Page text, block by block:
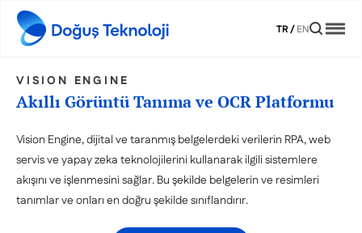
TR/EN
VISION ENGINE
Akıllı Görüntü Tanıma ve OCR Platformu
Vision Engine, dijital ve taranmış belgelerdeki verilerin RPA, web
servis ve yapay zeka teknolojilerini kullanarak ilgili sistemlere
akışını ve işlenmesini sağlar. Bu şekilde belgelerin ve resimleri
tanımlar ve onları en doğru şekilde sınıflandırır.